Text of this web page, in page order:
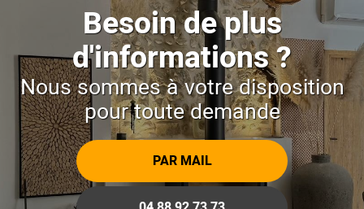
Besoin de plus
d'informations ?
Nous sommes à votre disposition
pour toute demande
PAR MAIL